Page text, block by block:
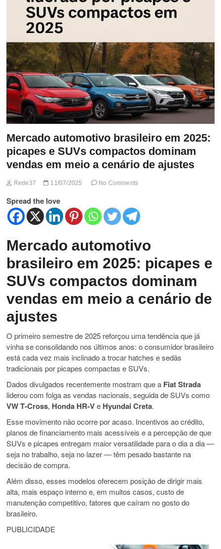
Mercado automotivo brasileiro em 2025:
picapes e SUVs compactos dominam
vendas em meio a cenário de ajustes
Rede37 11/07/2025 No Comments
Spread the love
Mercado automotivo
brasileiro em 2025: picapes e
SUVs compactos dominam
vendas em meio a cenário de
ajustes
O primeiro semestre de 2025 reforçou uma tendência que já
vinha se consolidando nos últimos anos: o consumidor brasileiro
está cada vez mais inclinado a trocar hatches e sedãs
tradicionais por picapes compactas e SUVs.
Dados divulgados recentemente mostram que a Fiat Strada
liderou com folga as vendas nacionais, seguida de SUVs como
VW T‑Cross, Honda HR‑Ve Hyundai Creta.
Esse movimento não ocorre por acaso. Incentivos ao crédito,
planos de financiamento mais acessíveis e a percepção de que
SUVs e picapes entregam maior versatilidade para o dia a dia —
seja no trabalho, seja no lazer — têm pesado bastante na
decisão de compra.
Além disso, esses modelos oferecem posição de dirigir mais
alta, mais espaço interno e, em muitos casos, custo de
manutenção competitivo, fatores que caíram no gosto do
brasileiro.
PUBLICIDADE